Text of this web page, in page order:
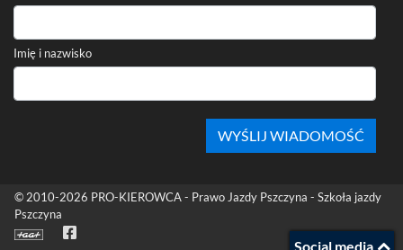
Social media (
Imię i nazwisko
Stopka
© 2010-2026 PRO-KIEROWCA - Prawo Jazdy Pszczyna - Szkoła jazdy
Pszczyna